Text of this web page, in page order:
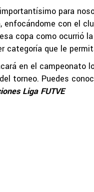
para
con el
copa como ocurrió
categoría que le
en el campeonato
torneo. Puedes
Liga FUTVE